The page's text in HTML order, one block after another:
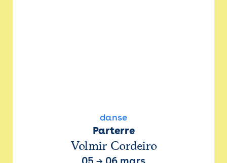
danse
Parterre
Volmir Cordeiro